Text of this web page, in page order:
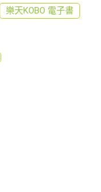
樂天KOBO 電子書